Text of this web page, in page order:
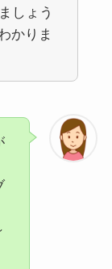
しょう
かりま